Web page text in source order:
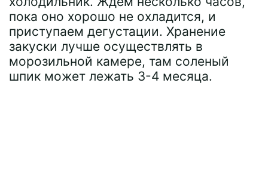
пока оно хорошо не охладится, и
приступаем дегустации. Хранение
закуски лучше осуществлять в
морозильной камере, там соленый
шпик может лежать 3-4 месяца.